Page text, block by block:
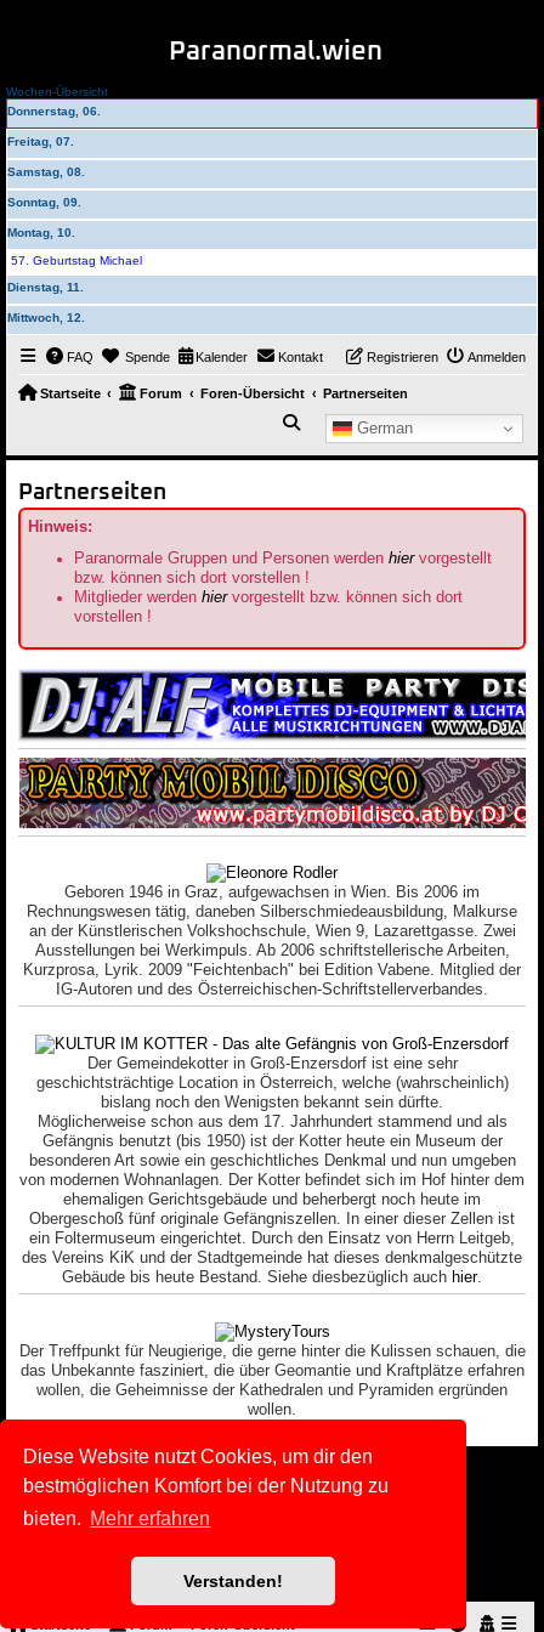
Diese Website nutzt Cookies, um dir den
bestmöglichen Komfort bei der Nutzung zu
bieten. Mehr erfahren
Verstanden!
Paranormal.wien
Wochen-Übersicht
Donnerstag, 06.
Freitag, 07.
Samstag, 08.
Sonntag, 09.
Montag, 10.
57. Geburtstag Michael
Dienstag, 11.
Mittwoch, 12.
FAQ Spende Kalender Kontakt Anmelden
Registrieren
Startseite Forum Foren-Übersicht Partnerseiten
German
Suche
Partnerseiten
Hinweis:
Paranormale Gruppen und Personen werden hiervorgestellt
bzw. können sich dort vorstellen !
Mitglieder werden hiervorgestellt bzw. können sich dort
vorstellen !
Geboren 1946 in Graz, aufgewachsen in Wien. Bis 2006 im
Rechnungswesen tätig, daneben Silberschmiedeausbildung, Malkurse
an der Künstlerischen Volkshochschule, Wien 9, Lazarettgasse. Zwei
Ausstellungen bei Werkimpuls. Ab 2006 schriftstellerische Arbeiten,
Kurzprosa, Lyrik. 2009 "Feichtenbach" bei Edition Vabene. Mitglied der
IG-Autoren und des Österreichischen-Schriftstellerverbandes.
Der Gemeindekotter in Groß-Enzersdorf ist eine sehr
geschichtsträchtige Location in Österreich, welche (wahrscheinlich)
bislang noch den Wenigsten bekannt sein dürfte.
Möglicherweise schon aus dem 17. Jahrhundert stammend und als
Gefängnis benutzt (bis 1950) ist der Kotter heute ein Museum der
besonderen Art sowie ein geschichtliches Denkmal und nun umgeben
von modernen Wohnanlagen. Der Kotter befindet sich im Hof hinter dem
ehemaligen Gerichtsgebäude und beherbergt noch heute im
Obergeschoß fünf originale Gefängniszellen. In einer dieser Zellen ist
ein Foltermuseum eingerichtet. Durch den Einsatz von Herrn Leitgeb,
des Vereins KiK und der Stadtgemeinde hat dieses denkmalgeschützte
Gebäude bis heute Bestand. Siehe diesbezüglich auch hier.
Der Treffpunkt für Neugierige, die gerne hinter die Kulissen schauen, die
das Unbekannte fasziniert, die über Geomantie und Kraftplätze erfahren
wollen, die Geheimnisse der Kathedralen und Pyramiden ergründen
wollen.
Copyright © 2014 - 2026 Paranormal.wien All rights reserved.
® Forum Software © phpBB Limited
Deutsche Übersetzung durch
Datenschutz|Nutzungsbedingungen